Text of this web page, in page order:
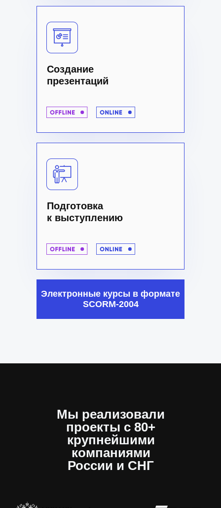
Создание
презентаций
Подготовка
к выступлению
Электронные курсы в формате
SCORM-2004
Мы реализовали
проекты с 80+
крупнейшими
компаниями
России и СНГ